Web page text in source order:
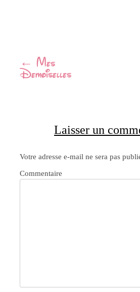
Navigation
Article
← Mes
Demoiselles
Laisser un
Votre adresse e-mail ne sera pas
Commentaire